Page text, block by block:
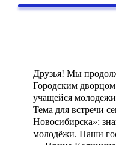
Друзья! Мы
Городским дворцом
учащейся
Тема для встречи
Новосибирска»:
молодёжи. Наши